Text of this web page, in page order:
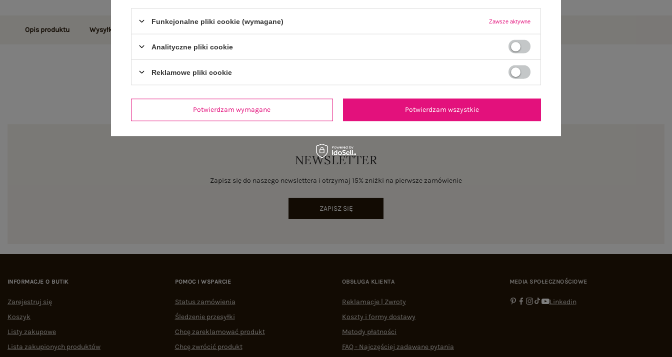
Opis produktu Wysyłka i dostawa
NEWSLETTER
Zapisz się do naszego newslettera i otrzymaj 15% zniżki na pierwsze zamówienie
ZAPISZ SIĘ
INFORMACJE O BUTIK
Zarejestruj się
Koszyk
Listy zakupowe
Lista zakupionych produktów
POMOC I WSPARCIE
Status zamówienia
Śledzenie przesyłki
Chcę zareklamować produkt
Chcę zwrócić produkt
OBSŁUGA KLIENTA
Reklamacje | Zwroty
Koszty i formy dostawy
Metody płatności
FAQ - Najczęściej zadawane pytania
MEDIA SPOŁECZNOŚCIOWE
Linkedin
Funkcjonalne pliki cookie (wymagane) Zawsze aktywne
Analityczne pliki cookie
Reklamowe pliki cookie
Potwierdzam wymagane Potwierdzam wszystkie